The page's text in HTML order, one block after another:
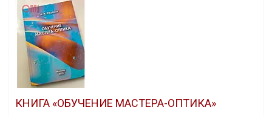
КНИГА «ОБУЧЕНИЕ МАСТЕРА-ОПТИКА»